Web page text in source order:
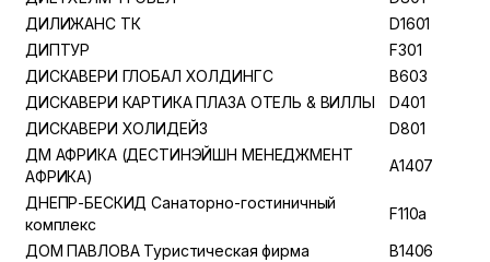
ДИЛИЖАНС ТК
D1601
ДИПТУР
F301
ДИСКАВЕРИ ГЛОБАЛ ХОЛДИНГС
B603
ДИСКАВЕРИ КАРТИКА ПЛАЗА ОТЕЛЬ & ВИЛЛЫ
D401
ДИСКАВЕРИ ХОЛИДЕЙЗ
D801
ДМ АФРИКА (ДЕСТИНЭЙШН МЕНЕДЖМЕНТ
АФРИКА)
A1407
ДНЕПР-БЕСКИД Санаторно-гостиничный
комплекс
F110a
ДОМ ПАВЛОВА Туристическая фирма
B1406